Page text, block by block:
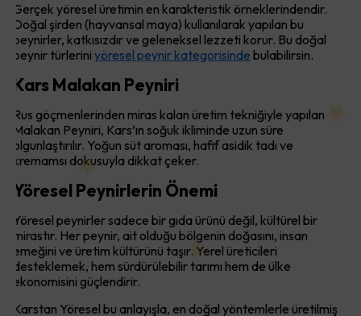
Gerçek yöresel üretimin en karakteristik örneklerindendir.
Doğal şirden (hayvansal maya) kullanılarak yapılan bu
peynirler, katkısızdır ve geleneksel lezzeti korur. Bu doğal
peynir türlerini yöresel peynir kategorisinde bulabilirsin.
Kars Malakan Peyniri
Rus göçmenlerinden miras kalan üretim tekniğiyle yapılan
Malakan Peyniri, Kars’ın soğuk ikliminde uzun süre
olgunlaştırılır. Yoğun süt aroması, hafif asidik tadı ve
kremamsı dokusuyla dikkat çeker.
Yöresel Peynirlerin Önemi
Yöresel peynirler sadece bir gıda ürünü değil, kültürel bir
mirastır. Her peynir, ait olduğu bölgenin doğasını, insan
emeğini ve üretim kültürünü taşır. Yerel üreticileri
desteklemek, hem sürdürülebilir tarımı hem de ülke
ekonomisini güçlendirir.
Karstan Yöresel bu anlayışla, en doğal yöntemlerle üretilmiş